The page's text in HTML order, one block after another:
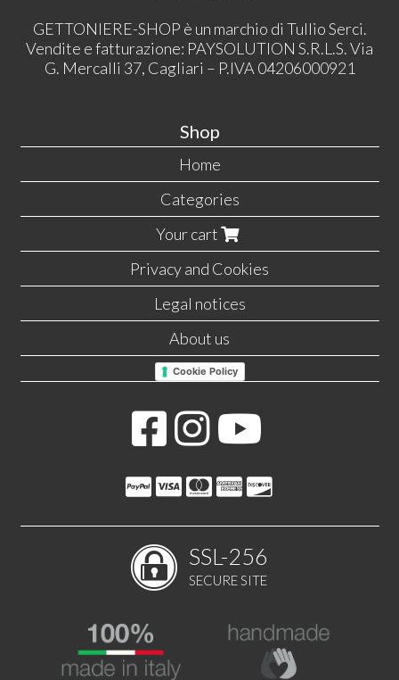
GETTONIERE-SHOP è un marchio di Tullio Serci.
Vendite e fatturazione: PAYSOLUTION S.R.L.S. Via
G. Mercalli 37, Cagliari – P.IVA 04206000921
Shop
Home
Categories
Your cart
Privacy and Cookies
Legal notices
About us
Cookie Policy
SSL-256
SECURE SITE